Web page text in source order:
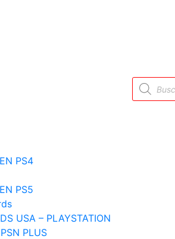
Búsqueda
de
productos
PS4
PS5
USA – PLAYSTATION
PLUS